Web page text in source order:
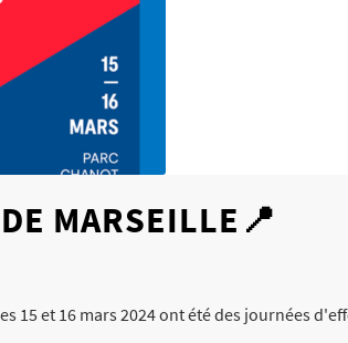
MARSEILLE📍
et 16 mars 2024 ont été des journées